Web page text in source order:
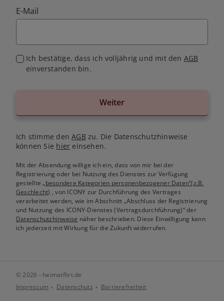
E-Mail
Ich bestätige, dass ich volljährig und mit den AGB
einverstanden bin.
Weiter
Ich stimme denAGB zu. Die Datenschutzhinweise
können Sie hier einsehen.
Mit der Absendung willige ich ein, dass von mir bei der
Registrierung oder bei Nutzung des Dienstes zur Verfügung
gestellte„besondere Kategorien personenbezogener Daten“(z.B.
Geschlecht) , von ICONY zur Durchführung des Vertrages
verarbeitet werden, wie im Abschnitt „Abschluss der Registrierung
und Nutzung des ICONY-Dienstes (Vertragsdurchführung)“ der
Datenschutzhinweise näher beschrieben. Diese Einwilligung kann
ich jederzeit mit Wirkung für die Zukunft widerrufen.
© 2026 - heimatflirt.de
Impressum
Datenschutz Barrierefreiheit